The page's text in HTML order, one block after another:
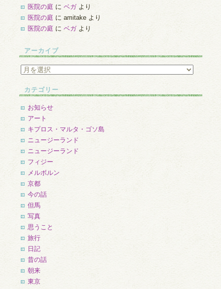
医院の庭 に ベガより
医院の庭 に amitakeより
医院の庭 に ベガより
アーカイブ
ア
カ
イ
ブ
カテゴリー
お知らせ
アート
キプロス・マルタ・ゴソ島
ニュージーランド
ニュージーランド
フィジー
メルボルン
京都
今の話
但馬
写真
思うこと
旅行
日記
昔の話
朝来
東京